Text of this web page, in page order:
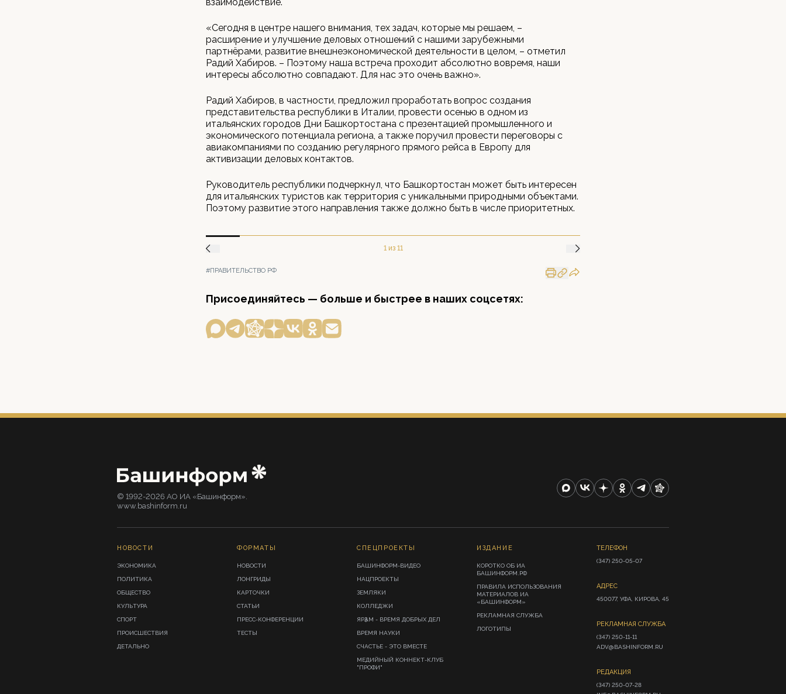
«Сегодня в центре нашего внимания, тех задач, которые мы решаем, –
расширение и улучшение деловых отношений с нашими зарубежными
партнёрами, развитие внешнеэкономической деятельности в целом, – отметил
Радий Хабиров. – Поэтому наша встреча проходит абсолютно вовремя, наши
интересы абсолютно совпадают. Для нас это очень важно».
Радий Хабиров, в частности, предложил проработать вопрос создания
представительства республики в Италии, провести осенью в одном из
итальянских городов Дни Башкортостана с презентацией промышленного и
экономического потенциала региона, а также поручил провести переговоры с
авиакомпаниями по созданию регулярного прямого рейса в Европу для
активизации деловых контактов.
Руководитель республики подчеркнул, что Башкортостан может быть интересен
для итальянских туристов как территория с уникальными природными объектами.
Поэтому развитие этого направления также должно быть в числе приоритетных.
1 из 11
#ПРАВИТЕЛЬСТВО РФ
Присоединяйтесь — больше и быстрее в наших соцсетях:
© 1992-2026 АО ИА «Башинформ».
www.bashinform.ru
НОВОСТИ
ЭКОНОМИКА
ПОЛИТИКА
ОБЩЕСТВО
КУЛЬТУРА
СПОРТ
ПРОИСШЕСТВИЯ
ДЕТАЛЬНО
ФОРМАТЫ
НОВОСТИ
ЛОНГРИДЫ
КАРТОЧКИ
СТАТЬИ
ПРЕСС-КОНФЕРЕНЦИИ
ТЕСТЫ
СПЕЦПРОЕКТЫ
БАШИНФОРМ-ВИДЕО
НАЦПРОЕКТЫ
ЗЕМЛЯКИ
КОЛЛЕДЖИ
ЯРҘАМ - ВРЕМЯ ДОБРЫХ ДЕЛ
ВРЕМЯ НАУКИ
СЧАСТЬЕ - ЭТО ВМЕСТЕ
МЕДИЙНЫЙ КОННЕКТ-КЛУБ
"ПРОФИ"
ИЗДАНИЕ
КОРОТКО ОБ ИА
БАШИНФОРМ.РФ
ПРАВИЛА ИСПОЛЬЗОВАНИЯ
МАТЕРИАЛОВ ИА
«БАШИНФОРМ»
РЕКЛАМНАЯ СЛУЖБА
ЛОГОТИПЫ
ТЕЛЕФОН
(347) 250-05-07
АДРЕС
450077, УФА, КИРОВА, 45
РЕКЛАМНАЯ СЛУЖБА
(347) 250-11-11
ADV@BASHINFORM.RU
РЕДАКЦИЯ
(347) 250-07-28